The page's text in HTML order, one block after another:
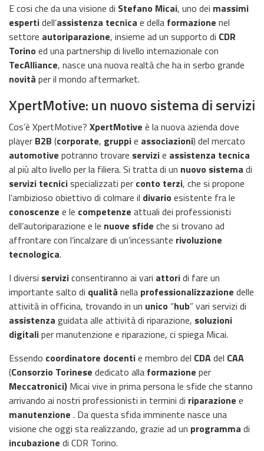
E cosi che da una visione di Stefano Micai, uno dei massimi
espertidell’assistenza tecnica e della formazione nel
settore autoriparazione, insieme ad un supporto di CDR
Torino ed una partnership di livello internazionale con
TecAlliance, nasce una nuova realtà che ha in serbo grande
novità per il mondo aftermarket.
XpertMotive: un nuovo sistema di servizi
Cos’è XpertMotive? XpertMotive è la nuova azienda dove
player B2B (corporate, gruppie associazioni) del mercato
automotive potranno trovare servizie assistenza tecnica
al più alto livello per la filiera. Si tratta di un nuovo sistema di
servizi tecnicispecializzati per conto terzi, che si propone
l’ambizioso obiettivo di colmare il divario esistente fra le
conoscenze e le competenze attuali dei professionisti
dell’autoriparazione e le nuove sfide che si trovano ad
affrontare con l’incalzare di un’incessante rivoluzione
tecnologica.
I diversi serviziconsentiranno ai vari attoridi fare un
importante salto di qualità nella professionalizzazione delle
attività in officina, trovando in un unico “hub” vari servizi di
assistenza guidata alle attività di riparazione, soluzioni
digitaliper manutenzione e riparazione, ci spiega Micai.
Essendo coordinatore docentie membro del CDAdel CAA
(Consorzio Torinese dedicato alla formazione per
Meccatronici) Micai vive in prima persona le sfide che stanno
arrivando ai nostri professionisti in termini di riparazione e
manutenzione . Da questa sfida imminente nasce una
visione che oggi sta realizzando, grazie ad un programma di
incubazione di CDR Torino.